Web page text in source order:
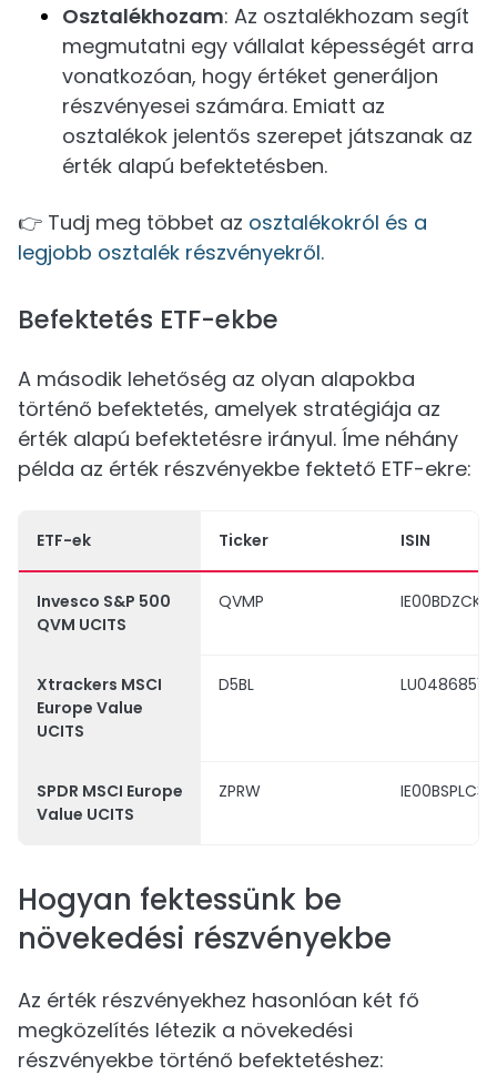
Osztalékhozam: Az osztalékhozam segít
megmutatni egy vállalat képességét arra
vonatkozóan, hogy értéket generáljon
részvényesei számára. Emiatt az
osztalékok jelentős szerepet játszanak az
érték alapú befektetésben.
👉 Tudj meg többet az osztalékokról és a
legjobb osztalék részvényekről.
Befektetés ETF-ekbe
A második lehetőség az olyan alapokba
történő befektetés, amelyek stratégiája az
érték alapú befektetésre irányul. Íme néhány
példa az érték részvényekbe fektető ETF-ekre:
ETF-ek Ticker ISIN
Invesco S&P 500
QVM UCITS
QVMP
Xtrackers MSCI
Europe Value
UCITS
D5BL
SPDR MSCI Europe
Value UCITS
ZPRW
Hogyan fektessünk be
növekedési részvényekbe
Az érték részvényekhez hasonlóan két fő
megközelítés létezik a növekedési
részvényekbe történő befektetéshez: